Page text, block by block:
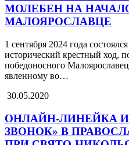
МОЛЕБЕН НА
МАЛОЯРОСЛАВЦЕ
1 сентября 2024 года
исторический крестный ход,
победоносного
явленному во…
30.05.2020
ОНЛАЙН-ЛИНЕЙКА
ЗВОНОК» В